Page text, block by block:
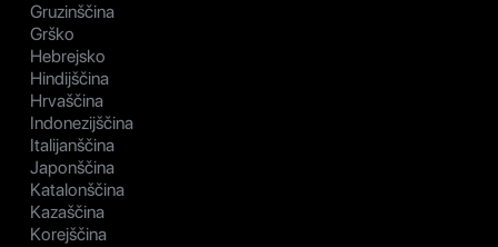
Gruzinščina
Grško
Hebrejsko
Hindijščina
Hrvaščina
Indonezijščina
Italijanščina
Japonščina
Katalonščina
Kazaščina
Korejščina